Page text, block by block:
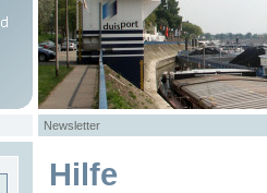
Newsletter
Hilfe